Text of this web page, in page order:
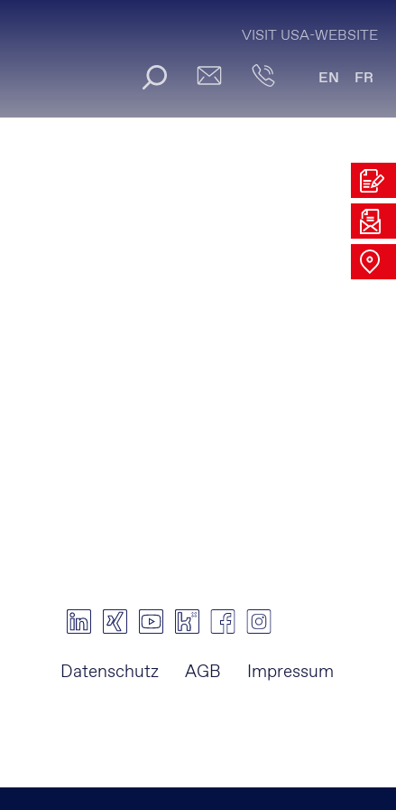
VISIT USA-WEBSITE
EN FR
Navigation
Datenschutz AGB Impressum